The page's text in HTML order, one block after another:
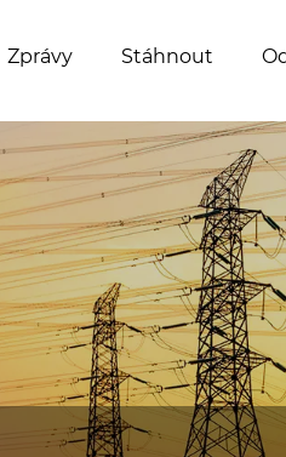
Zprávy Stáhnout